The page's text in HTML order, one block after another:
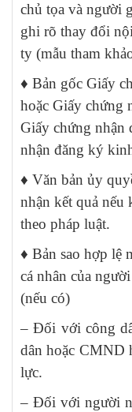
chủ tọa và người
ghi rõ thay đổi
ty (mẫu tham
♦ Bản gốc Giấy
hoặc Giấy chứng
Giấy chứng nhận
nhận đăng ký
♦ Văn bản ủy
nhận kết quả nếu
theo pháp luật.
♦ Bản sao hợp lệ
cá nhân của
(nếu có)
– Đối với công
dân hoặc CMND
lực.
– Đối với người